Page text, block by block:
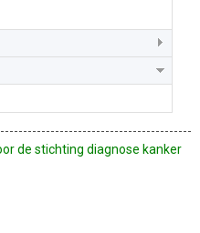
de stichting diagnose kanker